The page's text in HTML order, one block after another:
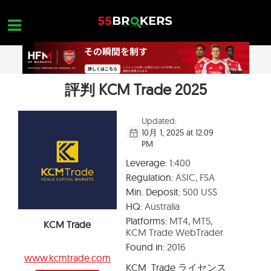
content
外国為替ブローカー
トレーダーのお問い合わせ
無料口座を開設
評判 KCM Trade 2025
KCM Trade
www.kcmtrade.com
Updated:
10月 1, 2025 at 12:09
PM
Leverage:1:400
Regulation:ASIC, FSA
Min. Deposit:500 US$
HQ:Australia
Platforms:MT4, MT5,
KCM Trade WebTrader
Found in:2016
KCM Trade ライセンス